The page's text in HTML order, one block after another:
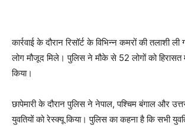
कार्रवाई के दौरान रिसॉर्ट के विभिन्न कमरों की तलाशी
लोग मौजूद मिले। पुलिस ने मौके से 52 लोगों को हिरासत
किया।
छापेमारी के दौरान पुलिस ने नेपाल, पश्चिम बंगाल और
युवतियों को रेस्क्यू किया। पुलिस का कहना है कि सभी